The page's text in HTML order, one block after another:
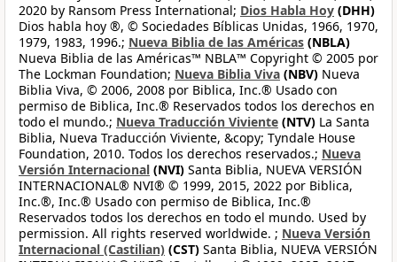
2020 by Ransom Press International; Dios Habla Hoy (DHH)
Dios habla hoy ®, © Sociedades Bíblicas Unidas, 1966, 1970,
1979, 1983, 1996.; Nueva Biblia de las Américas (NBLA)
Nueva Biblia de las Américas™ NBLA™ Copyright © 2005 por
The Lockman Foundation; Nueva Biblia Viva (NBV) Nueva
Biblia Viva, © 2006, 2008 por Biblica, Inc.® Usado con
permiso de Biblica, Inc.® Reservados todos los derechos en
todo el mundo.; Nueva Traducción Viviente (NTV) La Santa
Biblia, Nueva Traducción Viviente, &copy; Tyndale House
Foundation, 2010. Todos los derechos reservados.; Nueva
Versión Internacional (NVI) Santa Biblia, NUEVA VERSIÓN
INTERNACIONAL® NVI® © 1999, 2015, 2022 por Biblica,
Inc.®, Inc.® Usado con permiso de Biblica, Inc.®
Reservados todos los derechos en todo el mundo. Used by
permission. All rights reserved worldwide. ; Nueva Versión
Internacional (Castilian) (CST) Santa Biblia, NUEVA VERSIÓN